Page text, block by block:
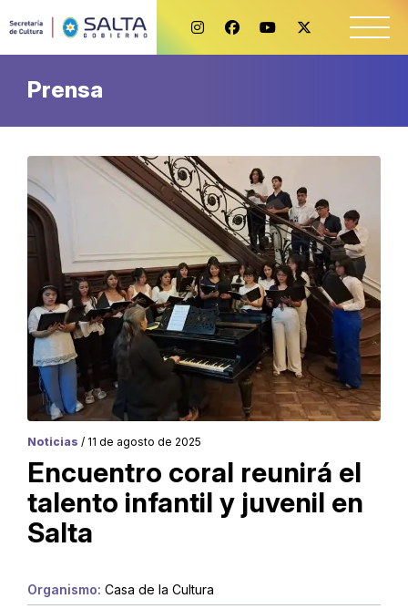
Prensa
Noticias / 11 de agosto de 2025
Encuentro coral reunirá el
talento infantil y juvenil en
Salta
Organismo: Casa de la Cultura